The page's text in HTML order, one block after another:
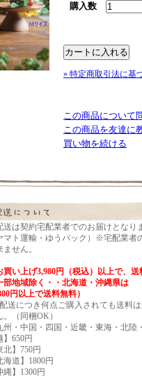
購入数
» 特定商取引法に基
この商品について
この商品を友達に
買い物を続ける
送は契約宅配業者でのお届けとなり
マト運輸・ゆうパック）※宅配業者
ません。
い上げ3,980円（税込）以上で、送
部地域除く・・北海道・沖縄県は
円以上で送料無料）
配送につき何点ご購入されても送料
。（同梱OK）
州・中国・四国・近畿・東海・北陸
】650円
北】750円
海道】1800円
縄】1300円